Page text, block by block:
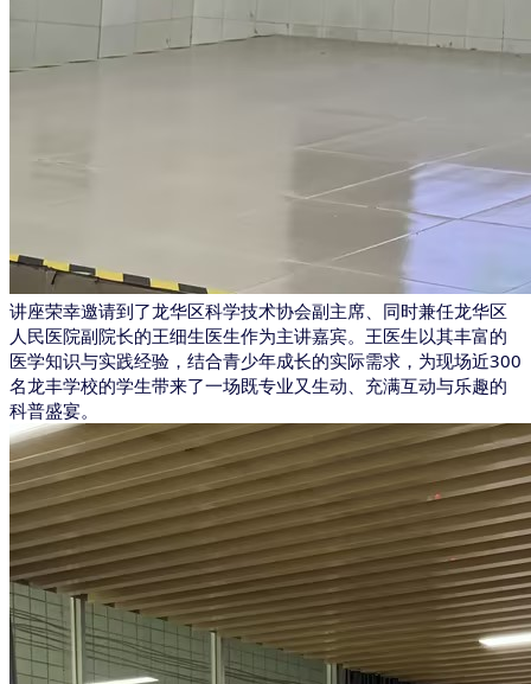
讲座荣幸邀请到了龙华区科学技术协会副主席、同时兼任龙华区
人民医院副院长的王细生医生作为主讲嘉宾。王医生以其丰富的
医学知识与实践经验，结合青少年成长的实际需求，为现场近300
名龙丰学校的学生带来了一场既专业又生动、充满互动与乐趣的
科普盛宴。